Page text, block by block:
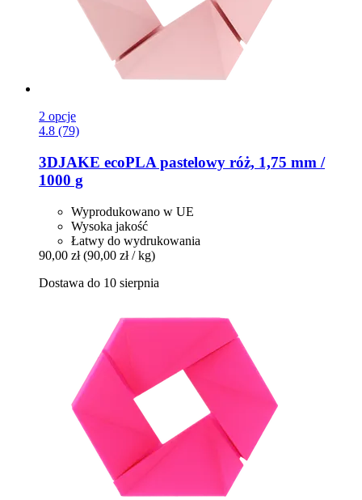
2 opcje
4.8 (79)
3DJAKE ecoPLA pastelowy róż, 1,75 mm /
1000 g
Wyprodukowano w UE
Wysoka jakość
Łatwy do wydrukowania
90,00 zł (90,00 zł / kg)
Dostawa do 10 sierpnia